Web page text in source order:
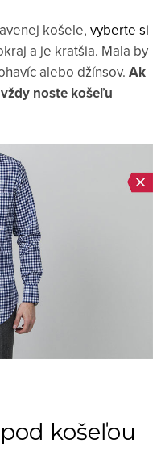
košele, vyberte si
a je kratšia. Mala by
alebo džínsov. Ak
noste košeľu
košeľou